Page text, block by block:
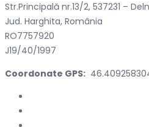
Str.Principală nr.13/2, 537231 –
Jud. Harghita, România
RO7757920
J19/40/1997
Coordonate GPS: